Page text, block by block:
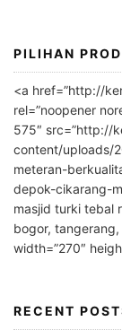
PILIHAN
<a href=”http://
rel=”noopener
575″ src=”http://
content/uploads/
meteran-
depok-cikarang-
masjid turki tebal
bogor,
width=”270″
RECENT